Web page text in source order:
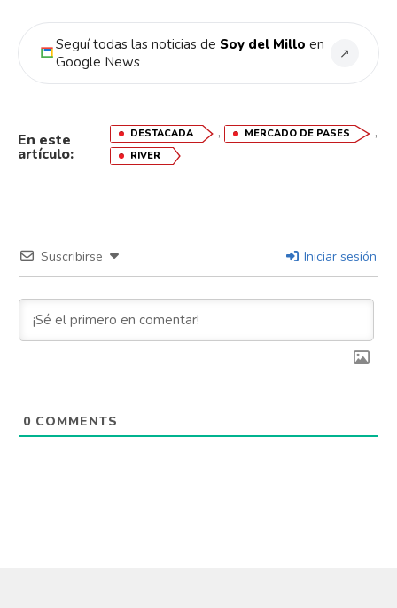
Seguí todas las noticias de Soy del Millo en
Google News
↗
En este
artículo:
DESTACADA , MERCADO DE PASES ,
RIVER
Suscribirse Iniciar sesión
0 COMMENTS
Email